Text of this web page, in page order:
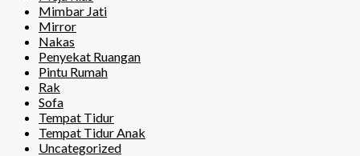
Mimbar Jati
Mirror
Nakas
Penyekat Ruangan
Pintu Rumah
Rak
Sofa
Tempat Tidur
Tempat Tidur Anak
Uncategorized